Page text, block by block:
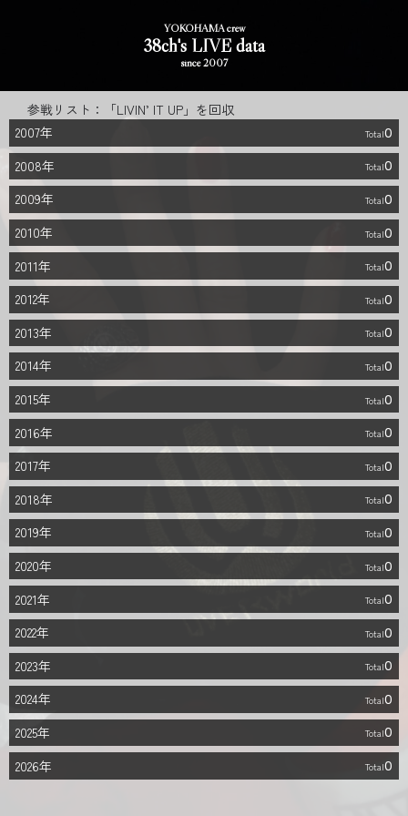
YOKOHAMA crew
38ch's LIVE data
since 2007
参戦リスト
「LIVIN’ IT UP」を回収
2007年
0
2008年 0
2009年 0
2010年 0
2011年 0
2012年 0
2013年 0
2014年 0
2015年 0
2016年 0
2017年 0
2018年 0
2019年 0
2020年 0
2021年 0
2022年 0
2023年 0
2024年 0
2025年 0
2026年 0